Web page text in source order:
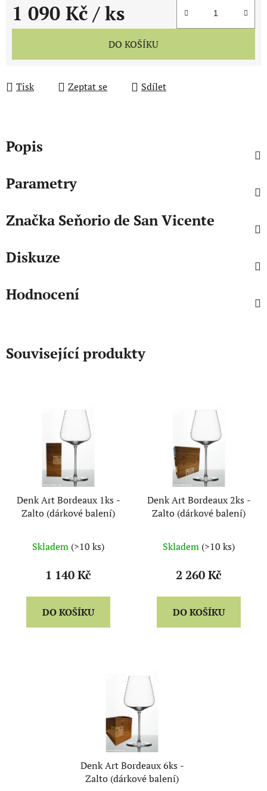
1 090 Kč / ks
Měrná cena:
DO KOŠÍKU
Tisk Zeptat se Sdílet
Popis
Parametry
Značka Seňorio de San Vicente
Diskuze
Hodnocení
Související produkty
Denk Art Bordeaux 1ks -
Zalto (dárkové balení)
Skladem (>10 ks)
1 140 Kč
DO KOŠÍKU
Denk Art Bordeaux 2ks -
Zalto (dárkové balení)
Skladem (>10 ks)
2 260 Kč
DO KOŠÍKU
Denk Art Bordeaux 6ks -
Zalto (dárkové balení)